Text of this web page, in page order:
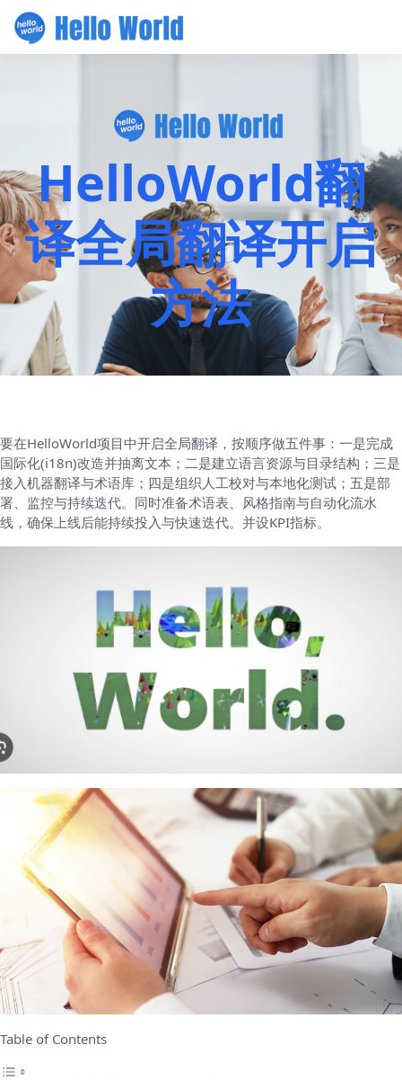
HelloWorld翻
译全局翻译开启
方法
要在HelloWorld项目中开启全局翻译，按顺序做五件事：一是完成
国际化(i18n)改造并抽离文本；二是建立语言资源与目录结构；三是
接入机器翻译与术语库；四是组织人工校对与本地化测试；五是部
署、监控与持续迭代。同时准备术语表、风格指南与自动化流水
线，确保上线后能持续投入与快速迭代。并设KPI指标。
Table of Contents